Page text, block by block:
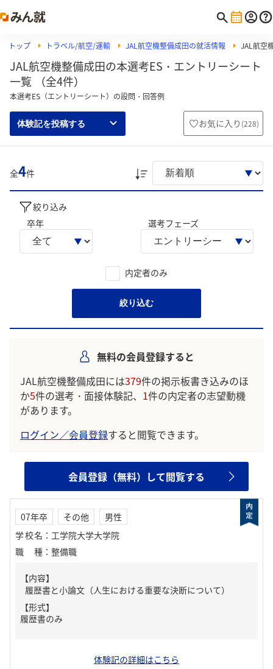
トップ トラベル/航空/運輸 JAL航空機整備成田の就活情報 JAL航空
JAL航空機整備成田の本選考ES・エントリーシート
一覧 （全4件）
本選考ES（エントリーシート）の設問・回答例
体験記を投稿する お気に入り (228)
全4件
絞り込み
卒年
選考フェーズ
内定者のみ
絞り込む
無料の会員登録すると
JAL航空機整備成田には379件の掲示板書き込みのほ
か5件の選考・面接体験記、 1件の内定者の志望動機
があります。
ログイン／会員登録すると閲覧できます。
会員登録（無料）して閲覧する
07年卒 その他
男性
学校名 ： 工学院大学大学院
職種 ： 整備職
【内容】
履歴書と小論文（人生における重要な決断について）
【形式】
履歴書のみ
体験記の詳細はこちら